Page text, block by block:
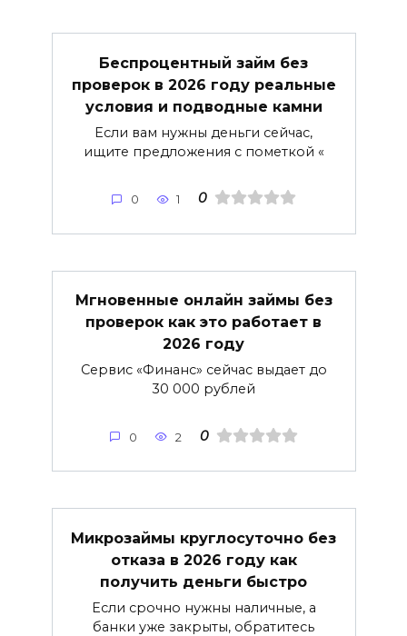
Беспроцентный займ без
проверок в 2026 году реальные
условия и подводные камни
Если вам нужны деньги сейчас,
ищите предложения с пометкой «
0 1 0
Мгновенные онлайн займы без
проверок как это работает в
2026 году
Сервис «Финанс» сейчас выдает до
30 000 рублей
0 2 0
Микрозаймы круглосуточно без
отказа в 2026 году как
получить деньги быстро
Если срочно нужны наличные, а
банки уже закрыты, обратитесь